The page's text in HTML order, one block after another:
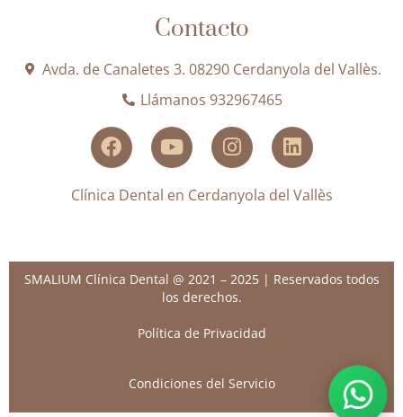
Contacto
Avda. de Canaletes 3. 08290 Cerdanyola del Vallès.
Llámanos 932967465
Clínica Dental en Cerdanyola del Vallès
SMALIUM Clínica Dental @ 2021 – 2025 | Reservados todos
los derechos.
Política de Privacidad
Condiciones del Servicio